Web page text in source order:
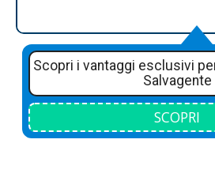
Scopri i vantaggi esclusivi
Salvagente
SCOPRI